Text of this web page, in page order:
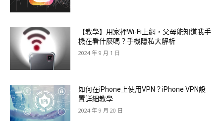
【教學】用家裡Wi-Fi上網，父母能知道我手
機在看什麼嗎？手機隱私大解析
2024 年 9 月 1 日
如何在iPhone上使用VPN？iPhone VPN設
置詳細教學
2024 年 9 月 20 日